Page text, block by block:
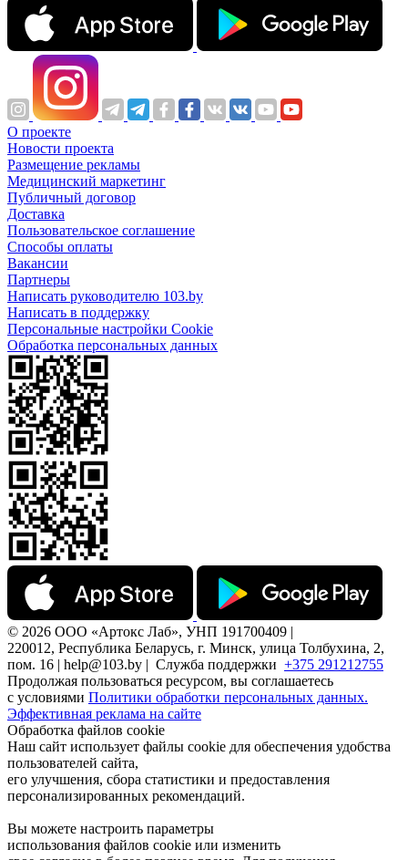
О проекте
Новости проекта
Размещение рекламы
Медицинский маркетинг
Публичный договор
Доставка
Пользовательское соглашение
Способы оплаты
Вакансии
Партнеры
Написать руководителю 103.by
Написать в поддержку
Персональные настройки Cookie
Обработка персональных данных
© 2026 ООО «Артокс Лаб», УНП 191700409 |
220012, Республика Беларусь, г. Минск, улица Толбухина, 2,
пом. 16 | help@103.by | Служба поддержки +375 291212755
Продолжая пользоваться ресурсом, вы соглашаетесь
с условиями Политики обработки персональных данных.
Эффективная реклама на сайте
Обработка файлов cookie
Наш сайт использует файлы cookie для обеспечения удобства
пользователей сайта,
его улучшения, сбора статистики и предоставления
персонализированных рекомендаций.
Вы можете настроить параметры
использования файлов cookie или изменить